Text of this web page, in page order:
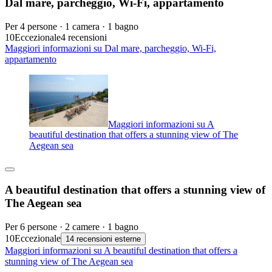
Dal mare, parcheggio, Wi-Fi, appartamento
Per 4 persone · 1 camera · 1 bagno
10Eccezionale4 recensioni
Maggiori informazioni su Dal mare, parcheggio, Wi-Fi,
appartamento
Maggiori informazioni su A
beautiful destination that offers a stunning view of The
Aegean sea
A beautiful destination that offers a stunning view of
The Aegean sea
Per 6 persone · 2 camere · 1 bagno
10Eccezionale 14 recensioni esterne
Maggiori informazioni su A beautiful destination that offers a
stunning view of The Aegean sea